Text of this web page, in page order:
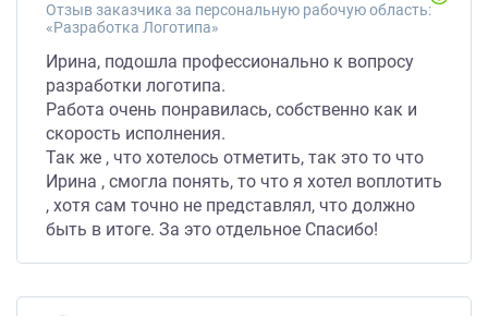
Отзыв заказчика за персональную рабочую область:
«Разработка Логотипа»
Ирина, подошла профессионально к вопросу
разработки логотипа.
Работа очень понравилась, собственно как и
скорость исполнения.
Так же , что хотелось отметить, так это то что
Ирина , смогла понять, то что я хотел воплотить
, хотя сам точно не представлял, что должно
быть в итоге. За это отдельное Спасибо!